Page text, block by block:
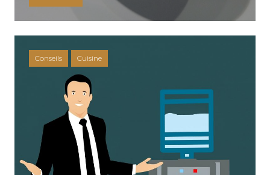
Conseils Cuisine